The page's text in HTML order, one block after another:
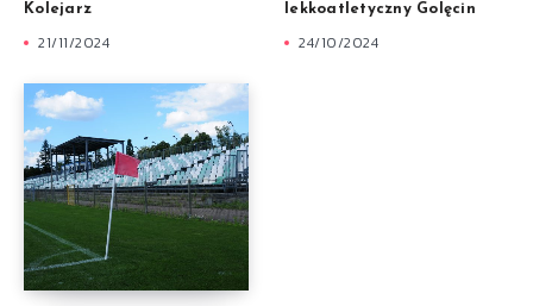
Kolejarz
21/11/2024
lekkoatletyczny Golęcin
24/10/2024